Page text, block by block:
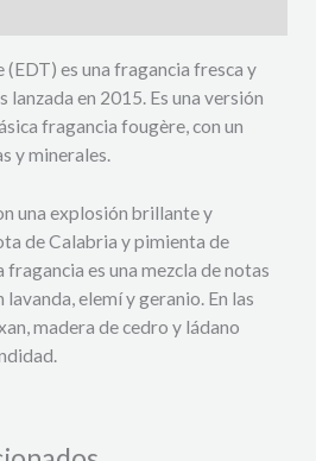
(EDT) es una fragancia fresca y
lanzada en 2015. Es una versión
fragancia fougère, con un
y minerales.
una explosión brillante y
de Calabria y pimienta de
fragancia es una mezcla de notas
elemí y geranio. En las
madera de cedro y ládano